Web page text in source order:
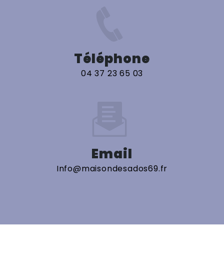
Téléphone
04 37 23 65 03
Email
info@maisondesados69.fr